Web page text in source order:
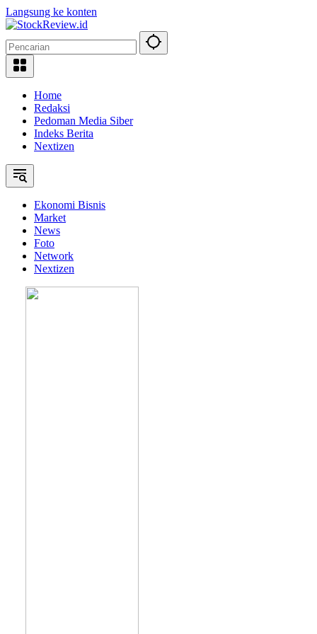
Langsung ke konten
Home
Redaksi
Pedoman Media Siber
Indeks Berita
Nextizen
Ekonomi Bisnis
Market
News
Foto
Network
Nextizen